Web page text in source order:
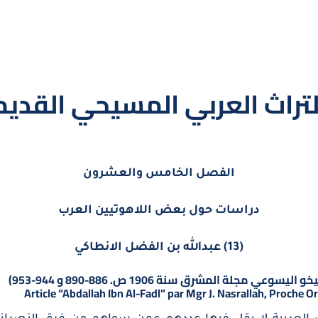
العربي المسيحي
الفصل الخامس والعشرون
دراسات حول بعض اللاهوتيين العرب
(13) عبدالله بن الفضل الانطاكي
المشرق سنة 1906 ص. 886-890 و 944-953)